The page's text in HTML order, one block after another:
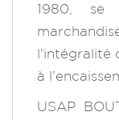
1980, se
l'intégralité
à
USAP